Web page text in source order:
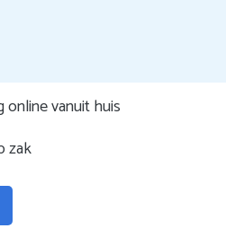
online vanuit huis
zak